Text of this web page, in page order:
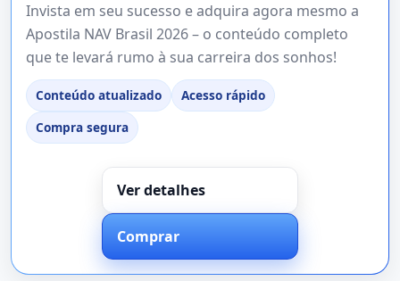
Invista em seu sucesso e adquira agora mesmo a
Apostila NAV Brasil 2026 – o conteúdo completo
que te levará rumo à sua carreira dos sonhos!
Conteúdo atualizado
Acesso rápido
Compra segura
Ver detalhes
Comprar